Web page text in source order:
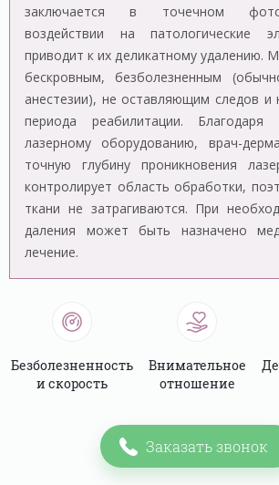
заключается в точечном фото-
воздействии на патологические
приводит к их деликатному удалению.
бескровным, безболезненным
анестезии), не оставляющим следов
периода реабилитации. Благодаря
лазерному оборудованию, врач-
точную глубину проникновения
контролирует область обработки,
ткани не затрагиваются. При
даления может быть назначено
лечение.
Безболезненность
и скорость
Внимательное
отношение
Заказать звонок